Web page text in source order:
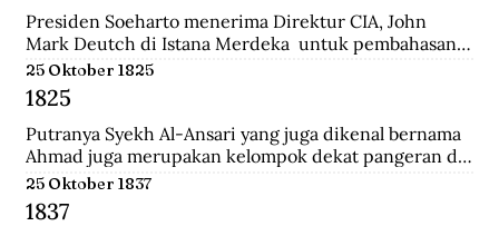
Presiden Soeharto menerima Direktur CIA, John
Mark Deutch di Istana Merdeka  untuk pembahasan
perkembangan Indonesia.
25 Oktober 1825
1825
Putranya Syekh Al-Ansari yang juga dikenal bernama
Ahmad juga merupakan kelompok dekat pangeran di
Tegalrejo sebelum Perang Jawa dan tewas
mempertahankan markas Diponegoro di Selarong.
25 Oktober 1837
1837